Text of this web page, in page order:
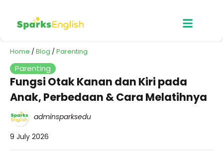
Home /Blog /Parenting
Parenting
Fungsi Otak Kanan dan Kiri pada
Anak, Perbedaan & Cara Melatihnya
adminsparksedu
9 July 2026